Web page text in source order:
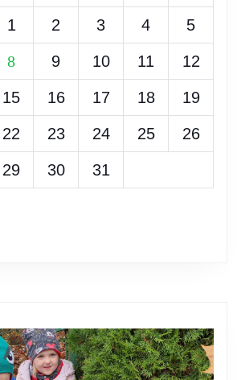
1
2 3 4 5
8 9 10 11 12
15 16 17 18 19
22 23 24 25 26
29 30 31